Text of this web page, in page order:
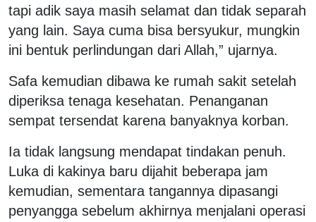
tapi adik saya masih selamat dan tidak separah
yang lain. Saya cuma bisa bersyukur, mungkin
ini bentuk perlindungan dari Allah,” ujarnya.
Safa kemudian dibawa ke rumah sakit setelah
diperiksa tenaga kesehatan. Penanganan
sempat tersendat karena banyaknya korban.
Ia tidak langsung mendapat tindakan penuh.
Luka di kakinya baru dijahit beberapa jam
kemudian, sementara tangannya dipasangi
penyangga sebelum akhirnya menjalani operasi